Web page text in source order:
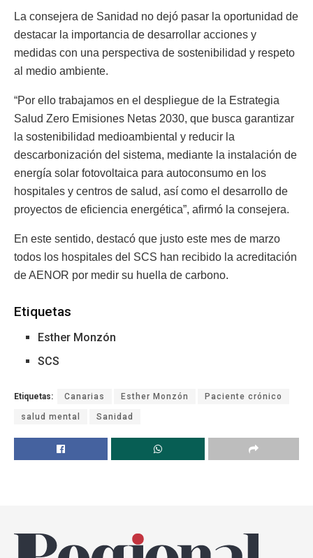
La consejera de Sanidad no dejó pasar la oportunidad de
destacar la importancia de desarrollar acciones y
medidas con una perspectiva de sostenibilidad y respeto
al medio ambiente.
“Por ello trabajamos en el despliegue de la Estrategia
Salud Zero Emisiones Netas 2030, que busca garantizar
la sostenibilidad medioambiental y reducir la
descarbonización del sistema, mediante la instalación de
energía solar fotovoltaica para autoconsumo en los
hospitales y centros de salud, así como el desarrollo de
proyectos de eficiencia energética”, afirmó la consejera.
En este sentido, destacó que justo este mes de marzo
todos los hospitales del SCS han recibido la acreditación
de AENOR por medir su huella de carbono.
Etiquetas
Esther Monzón
SCS
Etiquetas: Canarias Esther Monzón Paciente crónico
salud mental Sanidad